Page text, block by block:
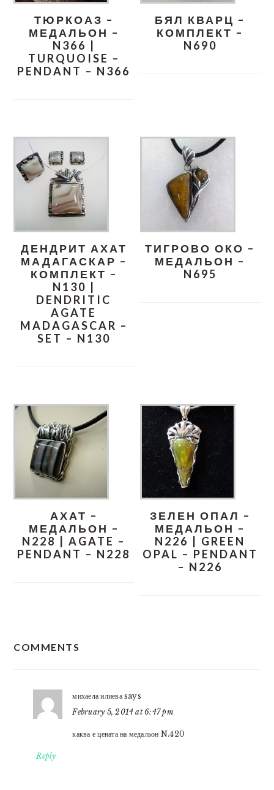
ТЮРКОАЗ –
МЕДАЛЬОН –
N366 |
TURQUOISE –
PENDANT – N366
БЯЛ КВАРЦ –
КОМПЛЕКТ –
N690
ДЕНДРИТ АХАТ
МАДАГАСКАР –
КОМПЛЕКТ –
N130 |
DENDRITIC
AGATE
MADAGASCAR –
SET – N130
ТИГРОВО ОКО –
МЕДАЛЬОН –
N695
АХАТ –
МЕДАЛЬОН –
N228 | AGATE –
PENDANT – N228
ЗЕЛЕН ОПАЛ –
МЕДАЛЬОН –
N226 | GREEN
OPAL – PENDANT
– N226
INTERACTIONS
COMMENTS
михаела илиева says
February 5, 2014 at 6:47 pm
каква е цената на медальон N.420
Reply